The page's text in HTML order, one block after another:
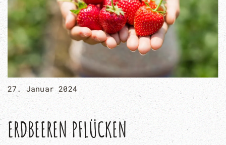
27. Januar 2024
ERDBEEREN PFLÜCKEN